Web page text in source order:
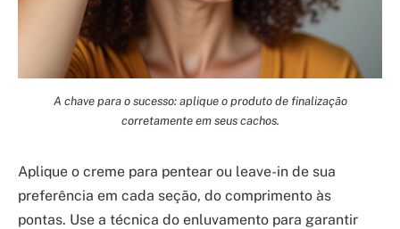
A chave para o sucesso: aplique o produto de finalização
corretamente em seus cachos.
Aplique o creme para pentear ou leave-in de sua
preferência em cada seção, do comprimento às
pontas. Use a técnica do enluvamento para garantir